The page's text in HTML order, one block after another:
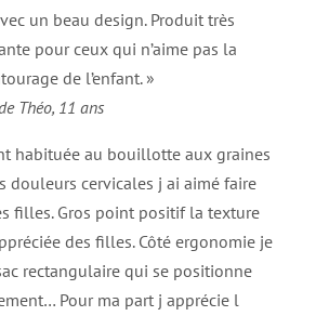
un beau design. Produit très
pour ceux qui n’aime pas la
de l’enfant. »
Théo, 11 ans
habituée au bouillotte aux graines
douleurs cervicales j ai aimé faire
filles. Gros point positif la texture
des filles. Côté ergonomie je
rectangulaire qui se positionne
Pour ma part j apprécie l